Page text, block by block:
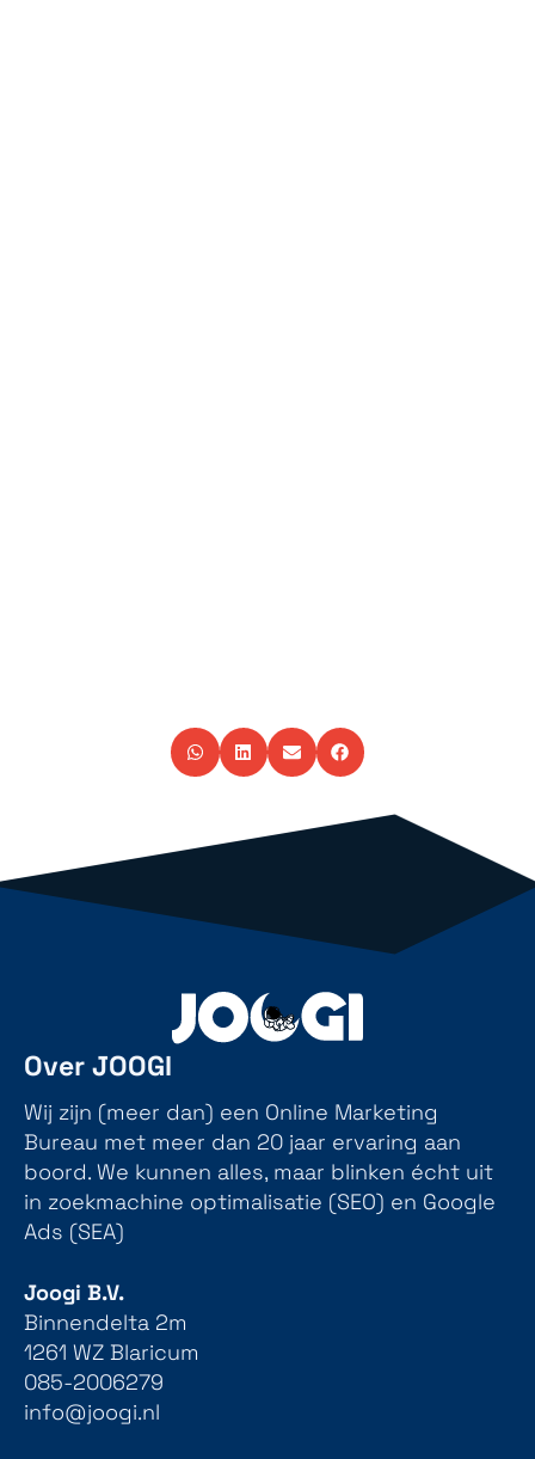
Over JOOGI
Wij zijn (meer dan) een Online Marketing
Bureau met meer dan 20 jaar ervaring aan
boord. We kunnen alles, maar blinken écht uit
in zoekmachine optimalisatie (SEO) en Google
Ads (SEA)
Joogi B.V.
Binnendelta 2m
1261 WZ Blaricum
085-2006279
info@joogi.nl